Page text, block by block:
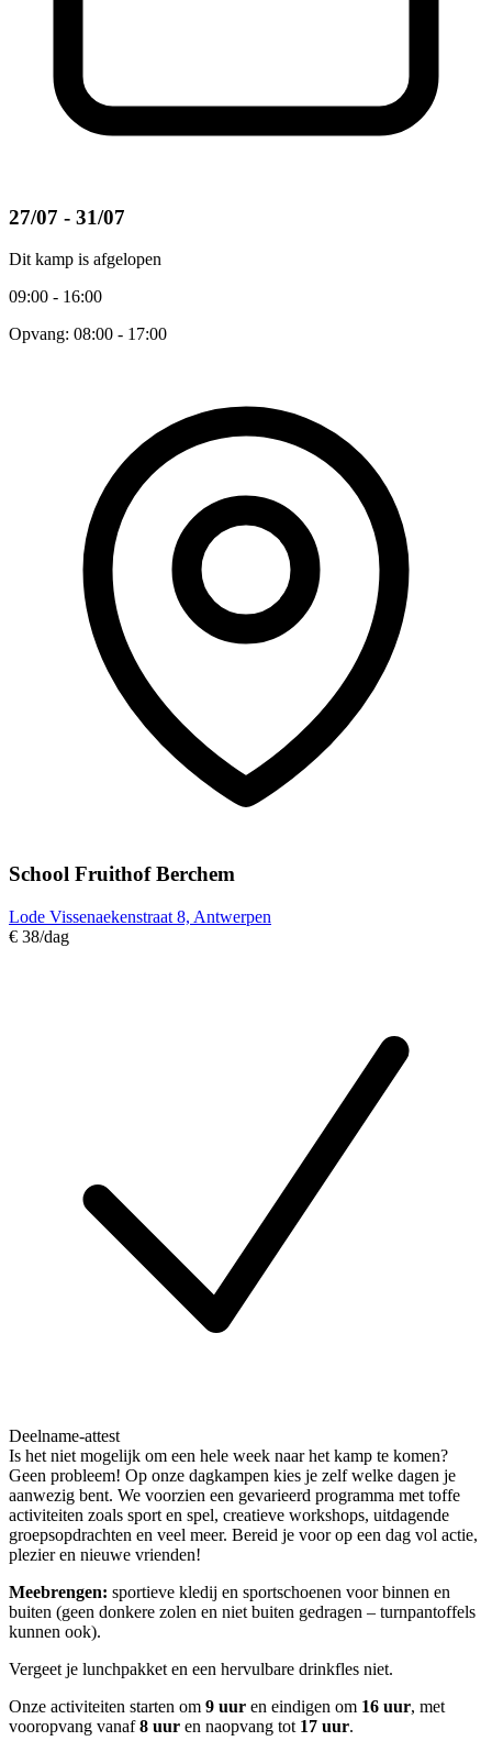
27/07 - 31/07
Dit kamp is afgelopen
09:00 - 16:00
Opvang: 08:00 - 17:00
School Fruithof Berchem
Lode Vissenaekenstraat 8, Antwerpen
€ 38/dag
Deelname-attest
Is het niet mogelijk om een hele week naar het kamp te komen?
Geen probleem! Op onze dagkampen kies je zelf welke dagen je
aanwezig bent. We voorzien een gevarieerd programma met toffe
activiteiten zoals sport en spel, creatieve workshops, uitdagende
groepsopdrachten en veel meer. Bereid je voor op een dag vol actie,
plezier en nieuwe vrienden!
Meebrengen: sportieve kledij en sportschoenen voor binnen en
buiten (geen donkere zolen en niet buiten gedragen – turnpantoffels
kunnen ook).
Vergeet je lunchpakket en een hervulbare drinkfles niet.
Onze activiteiten starten om 9 uur en eindigen om 16 uur, met
vooropvang vanaf8 uur en naopvang tot 17 uur.